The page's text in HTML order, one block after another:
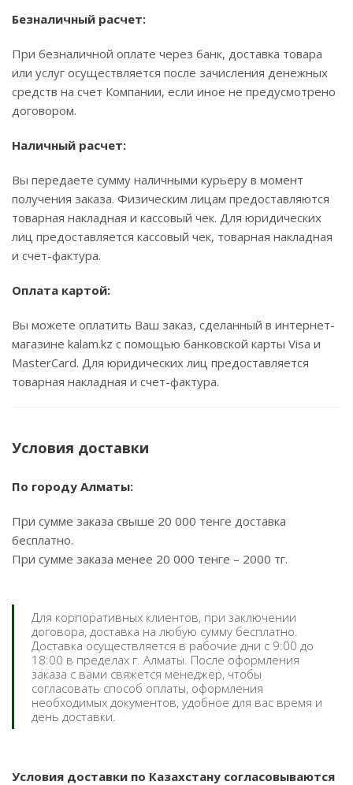
Безналичный расчет:
При безналичной оплате через банк, доставка товара
или услуг осуществляется после зачисления денежных
средств на счет Компании, если иное не предусмотрено
договором.
Наличный расчет:
Вы передаете сумму наличными курьеру в момент
получения заказа. Физическим лицам предоставляются
товарная накладная и кассовый чек. Для юридических
лиц предоставляется кассовый чек, товарная накладная
и счет-фактура.
Оплата картой:
Вы можете оплатить Ваш заказ, сделанный в интернет-
магазине kalam.kz с помощью банковской карты Visa и
MasterCard. Для юридических лиц предоставляется
товарная накладная и счет-фактура.
Условия доставки
По городу Алматы:
При сумме заказа свыше 20 000 тенге доставка
бесплатно.
При сумме заказа менее 20 000 тенге – 2000 тг.
Для корпоративных клиентов, при заключении
договора, доставка на любую сумму бесплатно.
Доставка осуществляется в рабочие дни с 9:00 до
18:00 в пределах г. Алматы. После оформления
заказа с вами свяжется менеджер, чтобы
согласовать способ оплаты, оформления
необходимых документов, удобное для вас время и
день доставки.
Условия доставки по Казахстану согласовываются